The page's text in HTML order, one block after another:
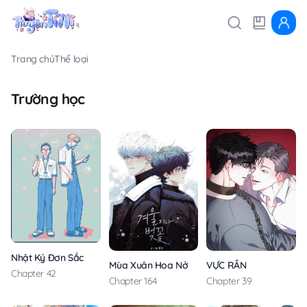
Trang chủThể loại
Trường học
Nhật Ký Đơn Sắc
Chapter 42
Mùa Xuân Hoa Nở
Chapter 164
VỰC RẮN
Chapter 39